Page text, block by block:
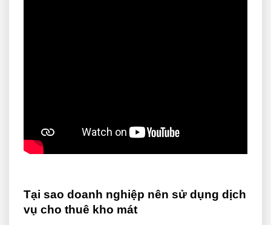
Tại sao doanh nghiệp nên sử dụng dịch
vụ cho thuê kho mát